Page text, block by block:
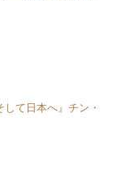
して日本へ』チン・